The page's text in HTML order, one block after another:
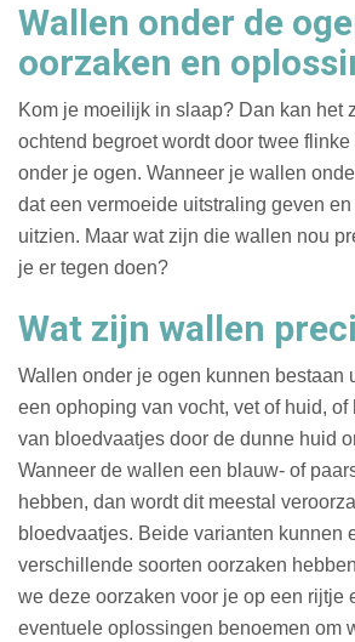
Wallen onder de
oorzaken en
Kom je moeilijk in slaap? Dan kan het
ochtend begroet wordt door twee
onder je ogen. Wanneer je wallen
dat een vermoeide uitstraling geven
uitzien. Maar wat zijn die wallen nou
je er tegen doen?
Wat zijn wallen
Wallen onder je ogen kunnen bestaan
een ophoping van vocht, vet of huid, of
van bloedvaatjes door de dunne huid
Wanneer de wallen een blauw- of
hebben, dan wordt dit meestal
bloedvaatjes. Beide varianten kunnen
verschillende soorten oorzaken
we deze oorzaken voor je op een rijtje
eventuele oplossingen benoemen om